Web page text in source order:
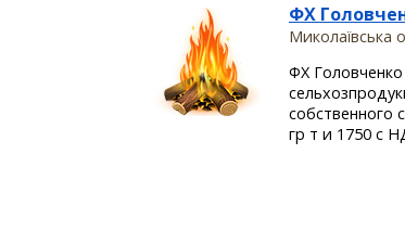
ФХ
Миколаївська
ФХ
собственного
гр т и 1750 с